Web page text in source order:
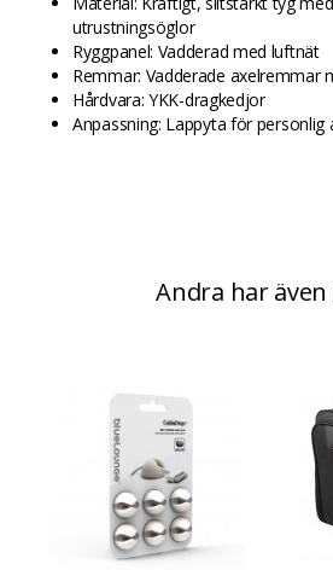
utrustningsöglor
Ryggpanel: Vadderad med luftnät
Remmar: Vadderade axelremmar
Hårdvara: YKK-dragkedjor
Anpassning: Lappyta för personlig
Andra har